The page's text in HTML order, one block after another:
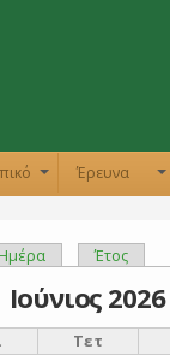
Έρευνα
Έτος
Ιούνιος 2026
Τετ